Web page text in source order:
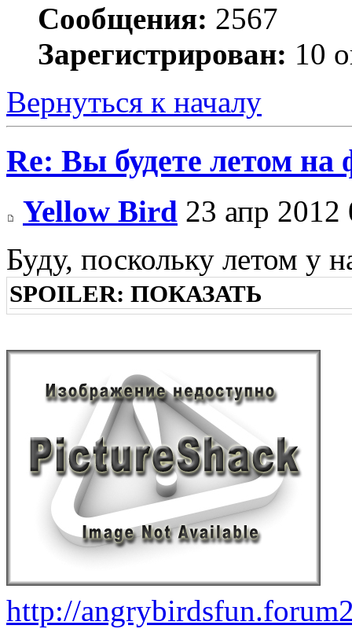
Сообщения: 2567
Зарегистрирован: 10
Вернуться к началу
Re: Вы будете летом на
Yellow Bird 23 апр 2012
Буду, поскольку летом у
SPOILER: ПОКАЗАТЬ
http://